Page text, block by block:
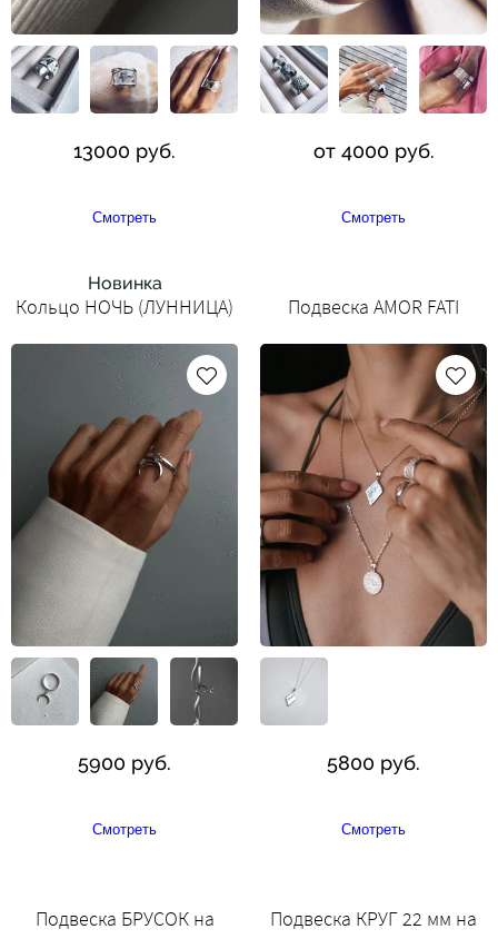
13000 руб.
Смотреть
от 4000 руб.
Смотреть
Новинка
Кольцо НОЧЬ (ЛУННИЦА)
5900 руб.
Смотреть
Подвеска AMOR FATI
5800 руб.
Смотреть
Подвеска БРУСОК на
Подвеска КРУГ 22 мм на